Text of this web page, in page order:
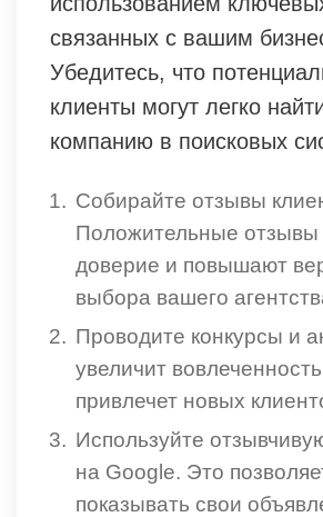
связанных с вашим
Убедитесь, что
клиенты могут легко
компанию в поисковых
Собирайте отзывы
Положительные отзывы
доверие и повышают
выбора вашего
Проводите конкурсы и
увеличит
привлечет новых
Используйте
на Google. Это
показывать свои